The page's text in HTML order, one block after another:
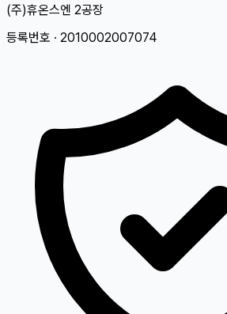
(주)휴온스엔 2공장
등록번호 · 2010002007074